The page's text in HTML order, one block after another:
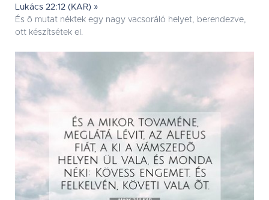
Lukács 22:12 (KAR) »
És õ mutat néktek egy nagy vacsoráló helyet, berendezve,
ott készítsétek el.